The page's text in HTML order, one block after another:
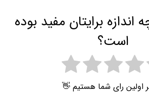
برایتان مفید بوده
است؟
اولین رای شما هستیم 👋